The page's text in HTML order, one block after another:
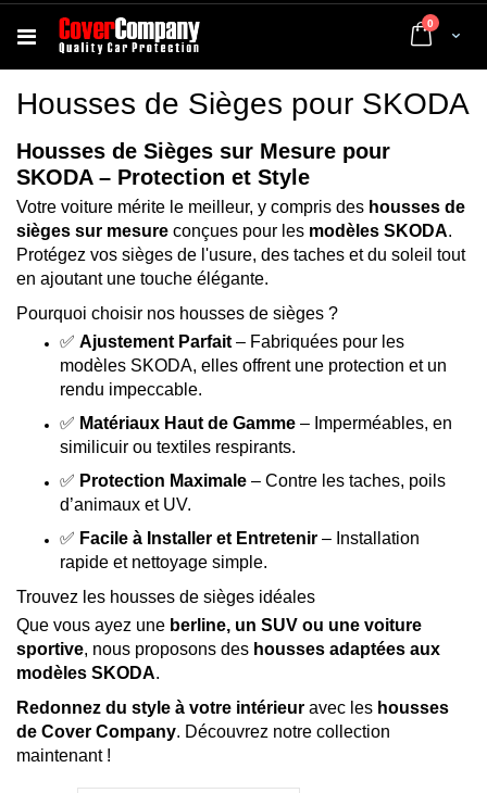
Cart
0 articles
Housses de Sièges pour SKODA
Housses de Sièges sur Mesure pour
SKODA – Protection et Style
Votre voiture mérite le meilleur, y compris des housses de
sièges sur mesure conçues pour les modèles SKODA.
Protégez vos sièges de l'usure, des taches et du soleil tout
en ajoutant une touche élégante.
Pourquoi choisir nos housses de sièges ?
✅ Ajustement Parfait – Fabriquées pour les
modèles SKODA, elles offrent une protection et un
rendu impeccable.
✅ Matériaux Haut de Gamme – Imperméables, en
similicuir ou textiles respirants.
✅ Protection Maximale – Contre les taches, poils
d’animaux et UV.
✅ Facile à Installer et Entretenir – Installation
rapide et nettoyage simple.
Trouvez les housses de sièges idéales
Que vous ayez une berline, un SUV ou une voiture
sportive, nous proposons des housses adaptées aux
modèles SKODA.
Redonnez du style à votre intérieur avec les housses
de Cover Company. Découvrez notre collection
maintenant !